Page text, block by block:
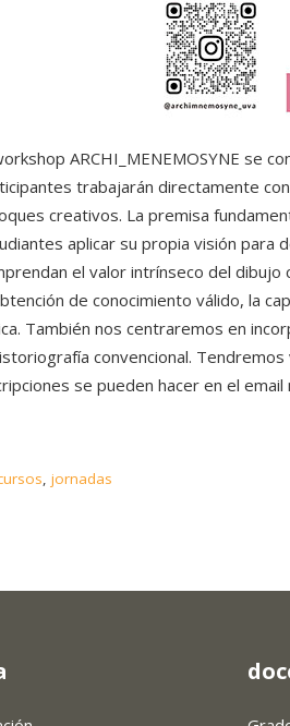
ARCHI_MENEMOSYNE se
trabajarán directamente
creativos. La premisa
aplicar su propia visión para
el valor intrínseco del
de conocimiento válido, la
También nos centraremos en
convencional.
se pueden hacer en el email
jornadas